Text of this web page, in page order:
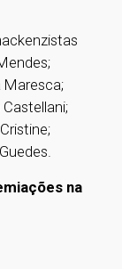
Maresca;
na